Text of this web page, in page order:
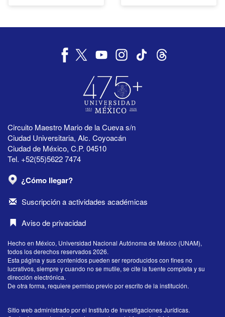
Circuito Maestro Mario de la Cueva s/n
Ciudad Universitaria, Alc. Coyoacán
Ciudad de México, C.P. 04510
Tel. +52(55)5622 7474
¿Cómo llegar?
Suscripción a actividades académicas
Aviso de privacidad
Hecho en México, Universidad Nacional Autónoma de México (UNAM),
todos los derechos reservados 2026.
Esta página y sus contenidos pueden ser reproducidos con fines no
lucrativos, siempre y cuando no se mutile, se cite la fuente completa y su
dirección electrónica.
De otra forma, requiere permiso previo por escrito de la institución.
Sitio web administrado por el Instituto de Investigaciones Jurídicas.